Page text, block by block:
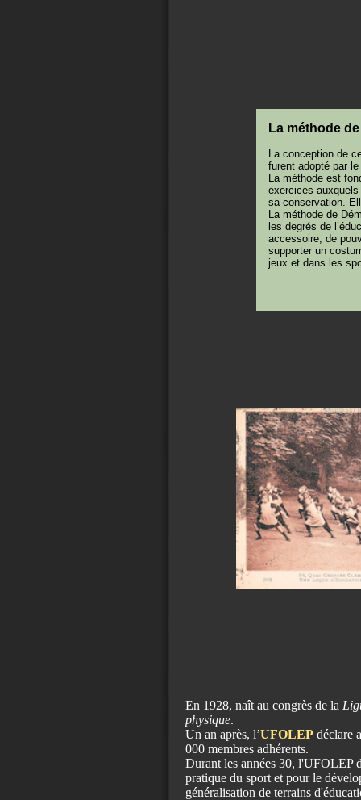
En 1928, naît au congrès de la
physique.
Un an après, l’UFOLEP déclare
000 membres adhérents.
Durant les années 30, l'UFOLEP
pratique du sport et pour le
généralisation de terrains
La méthode
La conception de
furent adopté par
La méthode est
exercices
sa conservation.
La méthode de
les degrés de
accessoire, de
supporter un
jeux et dans les